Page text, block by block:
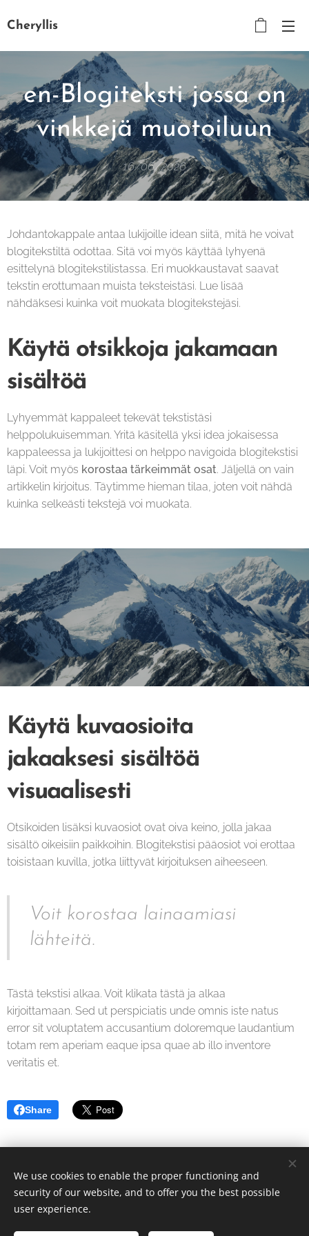
Cheryllis
en-Blogiteksti jossa on
vinkkejä muotoiluun
16/06/2026
Johdantokappale antaa lukijoille idean siitä, mitä he voivat
blogitekstiltä odottaa. Sitä voi myös käyttää lyhyenä
esittelynä blogitekstilistassa. Eri muokkaustavat saavat
tekstin erottumaan muista teksteistäsi. Lue lisää
nähdäksesi kuinka voit muokata blogitekstejäsi.
Käytä otsikkoja jakamaan
sisältöä
Lyhyemmät kappaleet tekevät tekstistäsi
helppolukuisemman. Yritä käsitellä yksi idea jokaisessa
kappaleessa ja lukijoittesi on helppo navigoida blogitekstisi
läpi. Voit myös korostaa tärkeimmät osat. Jäljellä on vain
artikkelin kirjoitus. Täytimme hieman tilaa, joten voit nähdä
kuinka selkeästi tekstejä voi muokata.
Käytä kuvaosioita
jakaaksesi sisältöä
visuaalisesti
Otsikoiden lisäksi kuvaosiot ovat oiva keino, jolla jakaa
sisältö oikeisiin paikkoihin. Blogitekstisi pääosiot voi erottaa
toisistaan kuvilla, jotka liittyvät kirjoituksen aiheeseen.
Voit korostaa lainaamiasi
lähteitä.
Tästä tekstisi alkaa. Voit klikata tästä ja alkaa
kirjoittamaan. Sed ut perspiciatis unde omnis iste natus
error sit voluptatem accusantium doloremque laudantium
totam rem aperiam eaque ipsa quae ab illo inventore
veritatis et.
Share
Cheryllis | All rights reserved 2026
Languages
We use cookies to enable the proper functioning and
security of our website, and to offer you the best possible
user experience.